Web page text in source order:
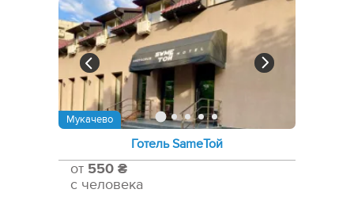
Мукачево
Готель SameТой
от 550 ₴
с человека